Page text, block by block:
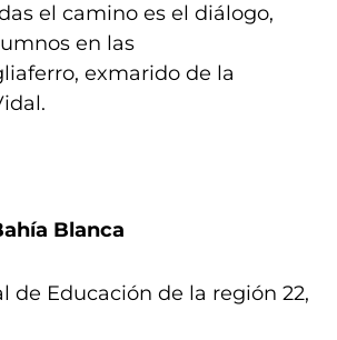
el camino es el diálogo,
en las
exmarido de la
Blanca
de Educación de la región 22,